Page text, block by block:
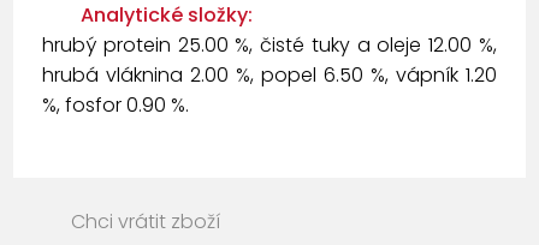
Analytické složky:
hrubý protein 25.00 %, čisté tuky a oleje 12.00 %,
hrubá vláknina 2.00 %, popel 6.50 %, vápník 1.20
%, fosfor 0.90 %.
Chci vrátit zboží